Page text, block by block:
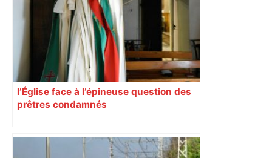
l’Église face à l’épineuse question des
prêtres condamnés